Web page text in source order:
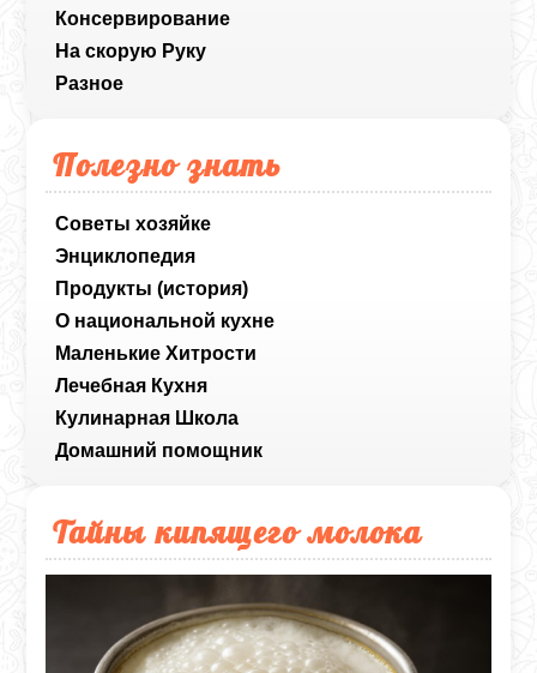
Консервирование
На скорую Руку
Разное
Полезно знать
Советы хозяйке
Энциклопедия
Продукты (история)
О национальной кухне
Маленькие Хитрости
Лечебная Кухня
Кулинарная Школа
Домашний помощник
Тайны кипящего молока